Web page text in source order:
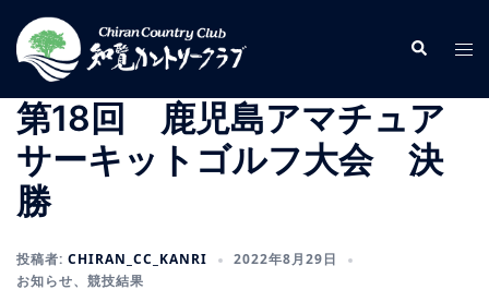
ン
検
索
ト
ル
第18回 鹿児島アマチュア
サーキットゴルフ大会 決
勝
投稿者: CHIRAN_CC_KANRI
2022年8月29日
お知らせ、 競技結果